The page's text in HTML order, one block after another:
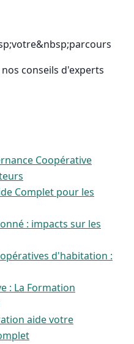
conseils d'experts
Coopérative
Complet pour les
: impacts sur les
d'habitation :
: La Formation
aide votre